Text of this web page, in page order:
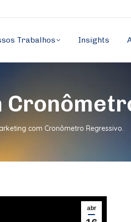
Trabalhos Insights
com Cronômetro Regressivo.
abr